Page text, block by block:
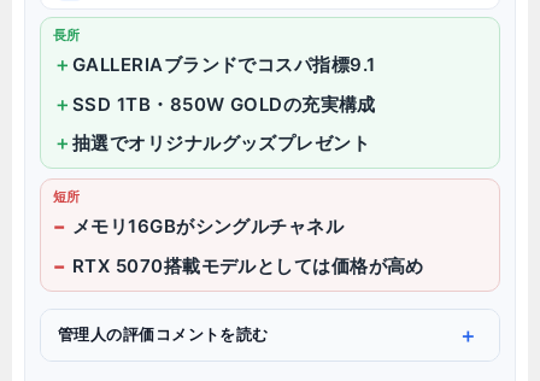
長所
GALLERIAブランドでコスパ指標9.1
SSD 1TB・850W GOLDの充実構成
抽選でオリジナルグッズプレゼント
短所
メモリ16GBがシングルチャネル
RTX 5070搭載モデルとしては価格が高め
管理人の評価コメントを読む